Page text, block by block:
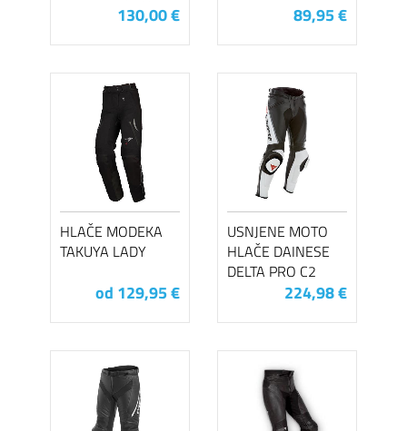
130,00 € 89,95 €
HLAČE MODEKA
TAKUYA LADY
od 129,95 €
USNJENE MOTO
HLAČE DAINESE
DELTA PRO C2
224,98 €